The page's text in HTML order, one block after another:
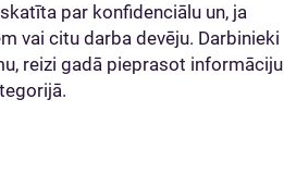
par konfidenciālu un, ja
vai citu darba devēju. Darbinieki
reizi gadā pieprasot informāciju